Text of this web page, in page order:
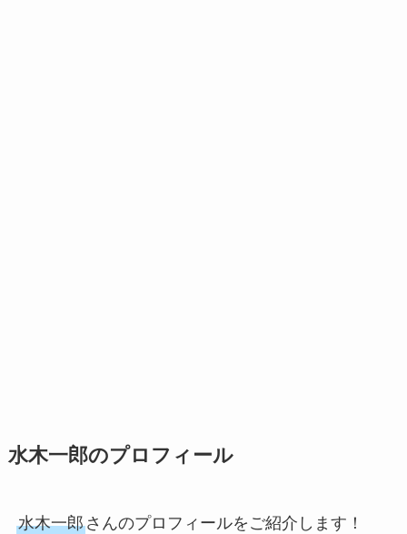
水木一郎のプロフィール
水木一郎さんのプロフィールをご紹介します！